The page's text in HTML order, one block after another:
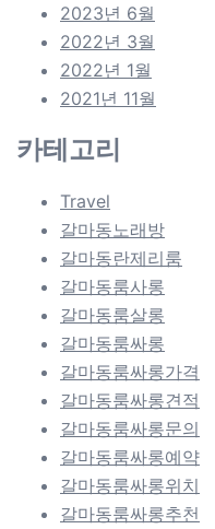
2023년 6월
2022년 3월
2022년 1월
2021년 11월
카테고리
Travel
갈마동노래방
갈마동란제리룸
갈마동룸사롱
갈마동룸살롱
갈마동룸싸롱
갈마동룸싸롱가격
갈마동룸싸롱견적
갈마동룸싸롱문의
갈마동룸싸롱예약
갈마동룸싸롱위치
갈마동룸싸롱추천